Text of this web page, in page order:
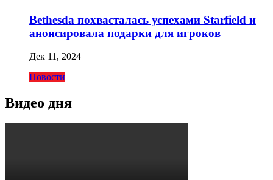
Bethesda похвасталась успехами Starfield и
анонсировала подарки для игроков
Дек 11, 2024
Новости
Видео дня